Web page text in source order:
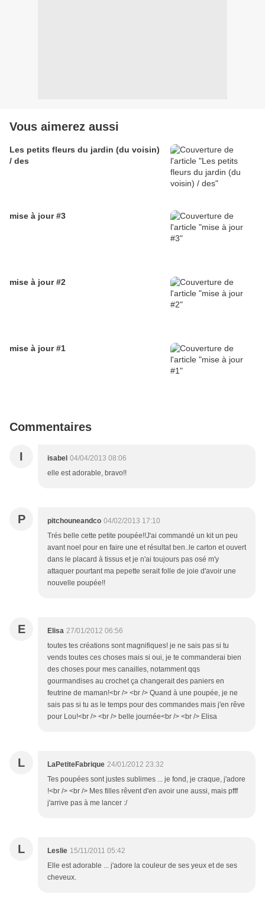
Vous aimerez aussi
Les petits fleurs du jardin (du voisin)
/ des
mise à jour #3
mise à jour #2
mise à jour #1
Commentaires
I isabel 04/04/2013 08:06
elle est adorable, bravo!!
P pitchouneandco 04/02/2013 17:10
Trés belle cette petite poupée!!J'ai commandé un kit un peu
avant noel pour en faire une et résultat ben..le carton et ouvert
dans le placard à tissus et je n'ai toujours pas osé m'y
attaquer pourtant ma pepette serait folle de joie d'avoir une
nouvelle poupée!!
E Elisa 27/01/2012 06:56
toutes tes créations sont magnifiques! je ne sais pas si tu
vends toutes ces choses mais si oui, je te commanderai bien
des choses pour mes canailles, notamment qqs
gourmandises au crochet ça changerait des paniers en
feutrine de maman!<br /> <br /> Quand à une poupée, je ne
sais pas si tu as le temps pour des commandes mais j'en rêve
pour Lou!<br /> <br /> belle journée<br /> <br /> Elisa
L LaPetiteFabrique 24/01/2012 23:32
Tes poupées sont justes sublimes ... je fond, je craque, j'adore
!<br /> <br /> Mes filles rêvent d'en avoir une aussi, mais pfff
j'arrive pas à me lancer :/
L Leslie 15/11/2011 05:42
Elle est adorable ... j'adore la couleur de ses yeux et de ses
cheveux.